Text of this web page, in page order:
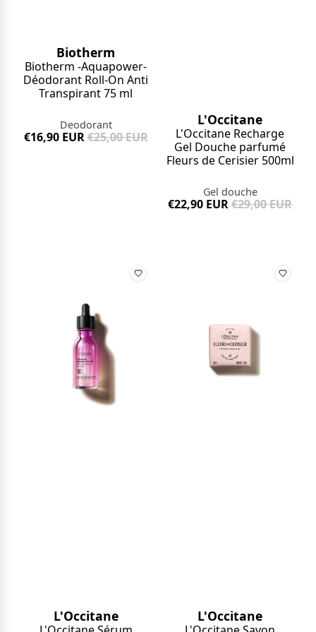
Biotherm
Biotherm -Aquapower-
Déodorant Roll-On Anti
Transpirant 75 ml
Deodorant
€16,90 EUR€25,00 EUR
L'Occitane
L'Occitane Recharge
Gel Douche parfumé
Fleurs de Cerisier 500ml
Gel douche
€22,90 EUR€29,00 EUR
L'Occitane L'Occitane